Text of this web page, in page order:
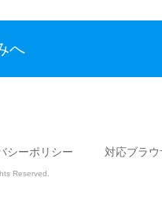
へ
シーポリシー 対応ブラウ
Reserved.